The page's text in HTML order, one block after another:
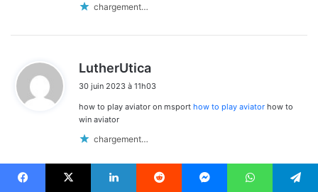
chargement…
LutherUtica
t
30 juin 2023 à 11h03
how to play aviator on msport how to play aviator how to
win aviator
chargement…